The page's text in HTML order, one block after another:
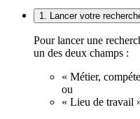
1. Lancer votre
Pour lancer une
un des deux champs :
« Métier,
ou
« Lieu de travail